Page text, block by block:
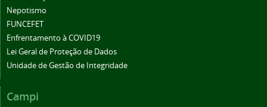
Nepotismo
FUNCEFET
Enfrentamento à COVID19
Lei Geral de Proteção de Dados
Unidade de Gestão de Integridade
Campi